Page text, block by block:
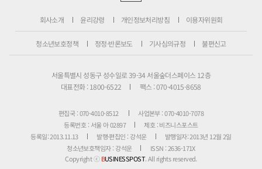
회사소개 윤리강령 개인정보처리방침 이용자위원회
청소년보호정책 정정·반론보도 기사심의규정 불편신고
서울특별시 성동구 성수일로 39-34 서울숲더스페이스 12층
대표전화 : 1800-6522
팩스 : 070-4015-8658
편집국 : 070-4010-8512
사업본부 : 070-4010-7078
등록번호 : 서울 아 02897
제호 : 비즈니스포스트
등록일: 2013.11.13
발행·편집인 : 강석운
발행일자: 2013년 12월 2일
청소년보호책임자 : 강석운
ISSN : 2636-171X
Copyright ⓒBUSINESSPOST. All rights reserved.